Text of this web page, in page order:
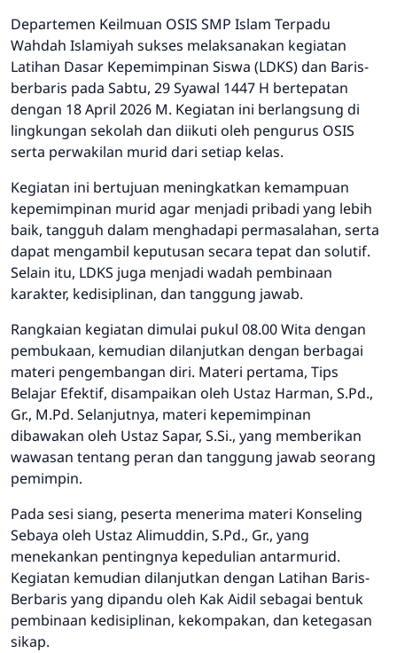
Departemen Keilmuan OSIS SMP Islam Terpadu
Wahdah Islamiyah sukses melaksanakan kegiatan
Latihan Dasar Kepemimpinan Siswa (LDKS) dan Baris-
berbaris pada Sabtu, 29 Syawal 1447 H bertepatan
dengan 18 April 2026 M. Kegiatan ini berlangsung di
lingkungan sekolah dan diikuti oleh pengurus OSIS
serta perwakilan murid dari setiap kelas.
Kegiatan ini bertujuan meningkatkan kemampuan
kepemimpinan murid agar menjadi pribadi yang lebih
baik, tangguh dalam menghadapi permasalahan, serta
dapat mengambil keputusan secara tepat dan solutif.
Selain itu, LDKS juga menjadi wadah pembinaan
karakter, kedisiplinan, dan tanggung jawab.
Rangkaian kegiatan dimulai pukul 08.00 Wita dengan
pembukaan, kemudian dilanjutkan dengan berbagai
materi pengembangan diri. Materi pertama, Tips
Belajar Efektif, disampaikan oleh Ustaz Harman, S.Pd.,
Gr., M.Pd. Selanjutnya, materi kepemimpinan
dibawakan oleh Ustaz Sapar, S.Si., yang memberikan
wawasan tentang peran dan tanggung jawab seorang
pemimpin.
Pada sesi siang, peserta menerima materi Konseling
Sebaya oleh Ustaz Alimuddin, S.Pd., Gr., yang
menekankan pentingnya kepedulian antarmurid.
Kegiatan kemudian dilanjutkan dengan Latihan Baris-
Berbaris yang dipandu oleh Kak Aidil sebagai bentuk
pembinaan kedisiplinan, kekompakan, dan ketegasan
sikap.